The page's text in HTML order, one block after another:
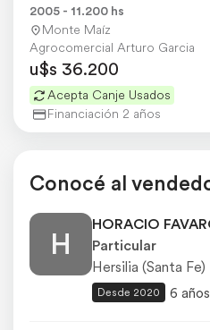
2005 - 11.200 hs
Monte Maíz
Agrocomercial Arturo Garcia
u$s 36.200
Acepta Canje Usados
Financiación 2 años
Conocé al
H
HORACIO
Particular
Hersilia (Santa Fe)
Desde 2020 6